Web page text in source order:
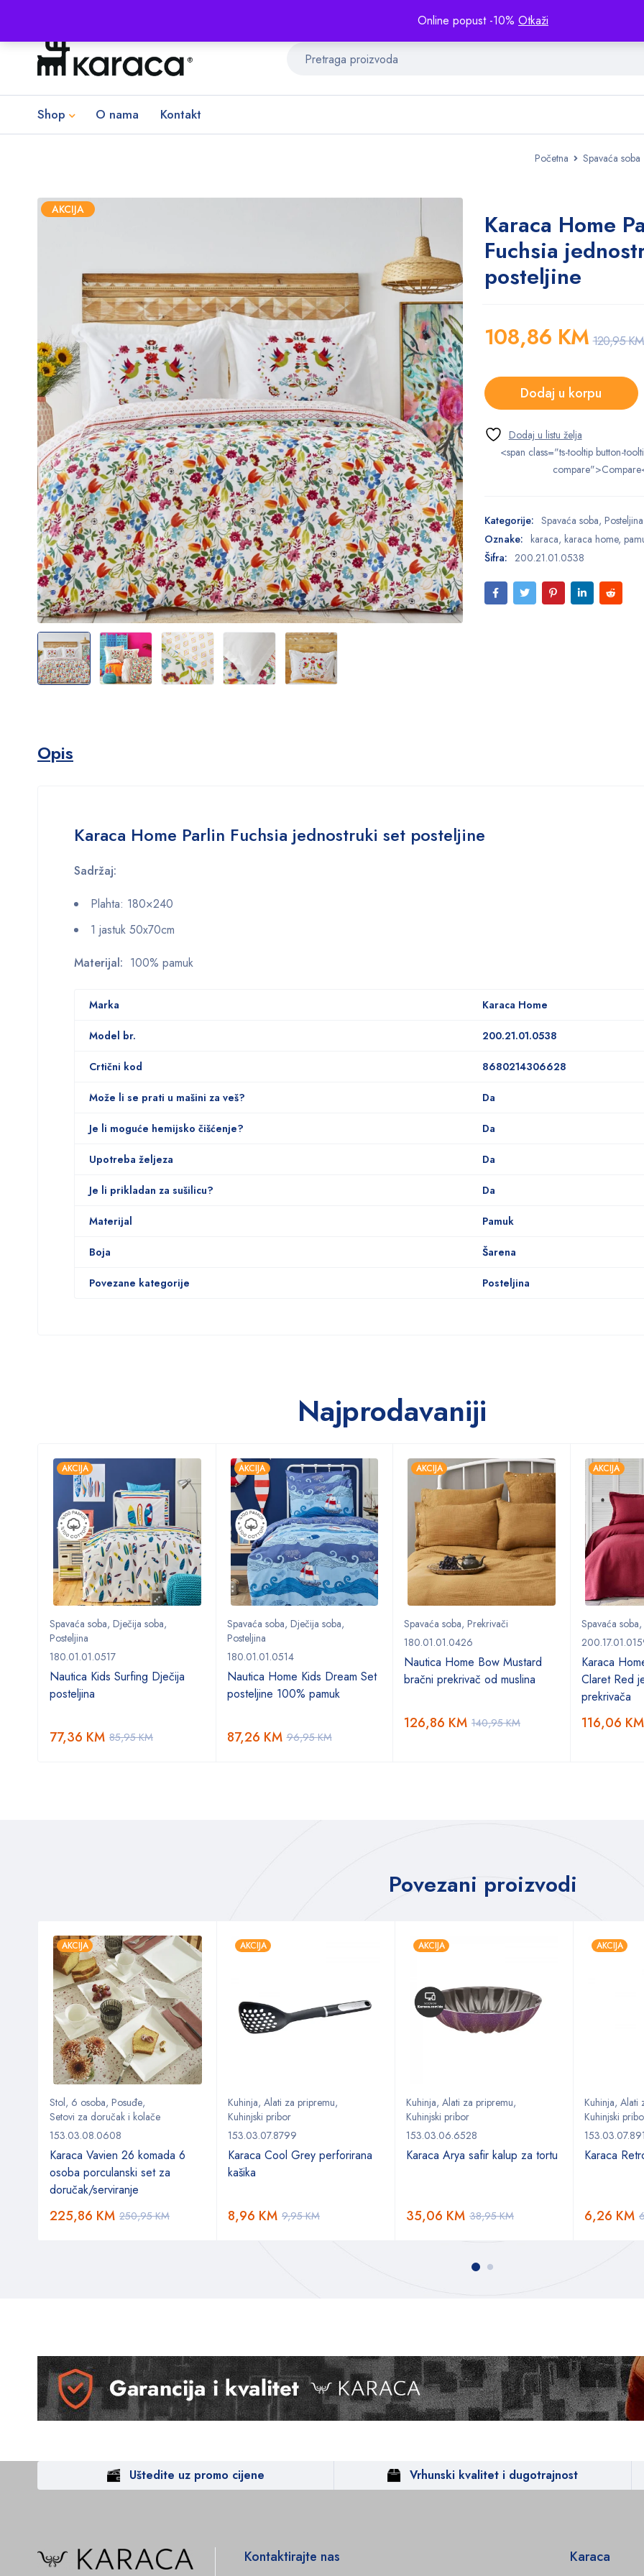
Online popust -10% Otkaži
Shop O nama Kontakt
Početna Spavaća soba
AKCIJA
Karaca Home
Fuchsia
posteljine
120,95KM
108,86 KM
Dodaj u korpu
<span class="ts-tooltip button-
Kategorije: Spavaća soba, Posteljina
Oznake: karaca, karaca home,
Šifra: 200.21.01.0538
Opis
Karaca Home Parlin Fuchsia jednostruki set posteljine
Sadržaj:
Plahta: 180×240
1 jastuk 50x70cm
Materijal: 100% pamuk
Marka Karaca Home
Model br. 200.21.01.0538
Crtični kod 8680214306628
Može li se prati u mašini za veš? Da
Je li moguće hemijsko čišćenje? Da
Upotreba željeza Da
Je li prikladan za sušilicu? Da
Materijal Pamuk
Boja Šarena
Povezane kategorije Posteljina
Najprodavaniji
AKCIJA
Spavaća soba, Dječija soba,
Posteljina
180.01.01.0517
Nautica Kids Surfing Dječija
posteljina
85,95KM
77,36 KM
AKCIJA
Spavaća soba, Dječija soba,
Posteljina
180.01.01.0514
Nautica Home Kids Dream Set
posteljine 100% pamuk
96,95KM
87,26 KM
AKCIJA
Spavaća soba, Prekrivači
180.01.01.0426
Nautica Home Bow Mustard
bračni prekrivač od muslina
140,95KM
126,86 KM
AKCIJA
Spavaća soba,
Karaca
Claret Red
prekrivača
116,06 KM
Povezani proizvodi
AKCIJA
Stol, 6 osoba, Posuđe,
Setovi za doručak i kolače
153.03.08.0608
Karaca Vavien 26 komada 6
osoba porculanski set za
doručak/serviranje
250,95KM
225,86 KM
AKCIJA
Kuhinja, Alati za pripremu,
Kuhinjski pribor
153.03.07.8799
Karaca Cool Grey perforirana
kašika
9,95KM
8,96 KM
AKCIJA
Kuhinja, Alati za pripremu,
Kuhinjski pribor
153.03.06.6528
Karaca Arya safir kalup za tortu
38,95KM
35,06 KM
AKCIJA
Kuhinja, Alati
Kuhinjski
Karaca
6,26 KM
Uštedite uz promo cijene Vrhunski kvalitet i dugotrajnost
Kontaktirajte nas Karaca